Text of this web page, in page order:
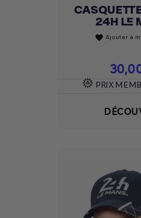
24H LE
favorite Ajouter à
Prix
PRIX